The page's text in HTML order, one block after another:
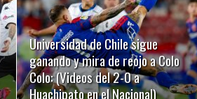
Universidad de Chile sigue
ganando y mira de reojo a Colo
Colo: (Videos del 2-0 a
Huachipato en el Nacional)
LEER MÁS